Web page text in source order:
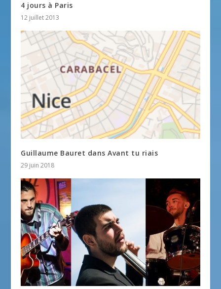
4 jours à Paris
12 juillet 2013
Guillaume Bauret dans Avant tu riais
29 juin 2018